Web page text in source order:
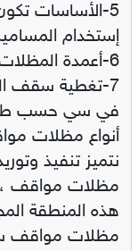
‏5-الأساسات
إستخدام
‏7-تغطية سقف
في سي حسب
أنواع مظلات
نتميز تنفيذ
مظلات مواقف ،
هذه المنطقة
مظلات مواقف